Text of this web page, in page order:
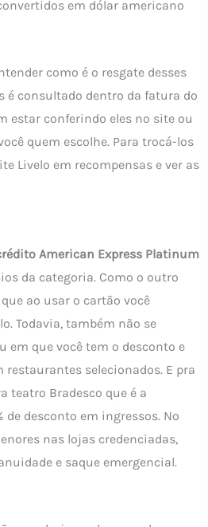
em dólar americano
como é o resgate desses
é consultado dentro da fatura do
estar conferindo eles no site ou
quem escolhe. Para trocá-los
Livelo em recompensas e ver as
American Express Platinum
da categoria. Como o outro
ao usar o cartão você
Todavia, também não se
em que você tem o desconto e
restaurantes selecionados. E pra
teatro Bradesco que é a
de desconto em ingressos. No
nas lojas credenciadas,
e saque emergencial.